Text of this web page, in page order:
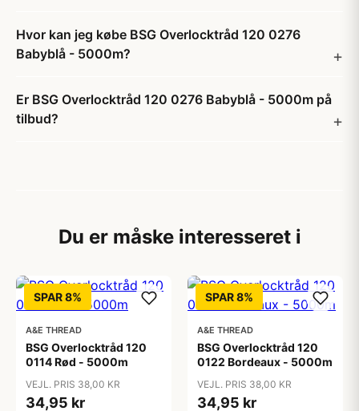
Hvor kan jeg købe BSG Overlocktråd 120 0276
Babyblå - 5000m?
Er BSG Overlocktråd 120 0276 Babyblå - 5000m på
tilbud?
Du er måske interesseret i
SPAR 8%
A&E THREAD
BSG Overlocktråd 120
0114 Rød - 5000m
VEJL. PRIS 38,00 KR
34,95 kr
SPAR 8%
A&E THREAD
BSG Overlocktråd 120
0122 Bordeaux - 5000m
VEJL. PRIS 38,00 KR
34,95 kr